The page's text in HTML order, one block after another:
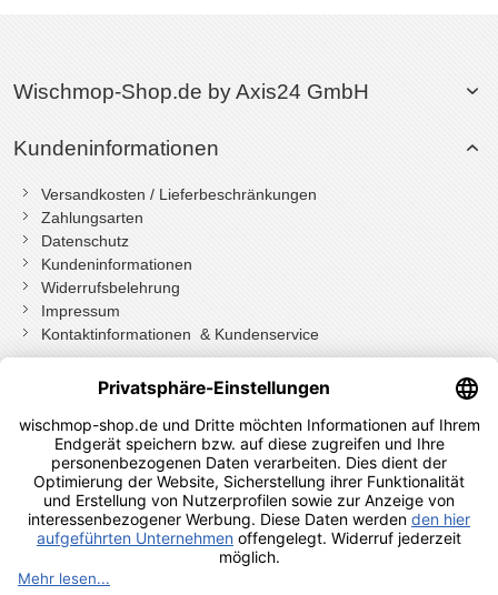
Wischmop-Shop.de by Axis24 GmbH
Kundeninformationen
Versandkosten / Lieferbeschränkungen
Zahlungsarten
Datenschutz
Kundeninformationen
Widerrufsbelehrung
Impressum
Kontaktinformationen & Kundenservice
Wenn Sie mit Kundenkonto bestellt haben, können Sie sich
einloggen
und bei der Bestellung in Ihrem Konto den Widerrufen Button
drücken.
Wenn Sie als Gast bestellt haben klicken Sie auf diesen Button.
Shopauskunft Kundenbewertungen